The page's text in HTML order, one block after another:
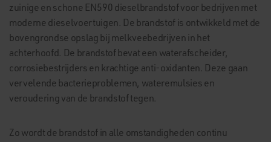
zuinige en schone EN590 dieselbrandstof voor bedrijven met
moderne dieselvoertuigen. De brandstof is ontwikkeld met de
bovengrondse opslag bij melkveebedrijven in het
achterhoofd. De brandstof bevat een waterafscheider,
corrosiebestrijders en krachtige anti-oxidanten. Deze gaan
vervelende bacterieproblemen, wateremulsies en
veroudering van de brandstof tegen.
Zo wordt de brandstof in alle omstandigheden continu